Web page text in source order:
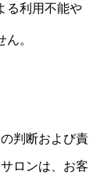
る利用不能や
。
判断および責
ロンは、お客